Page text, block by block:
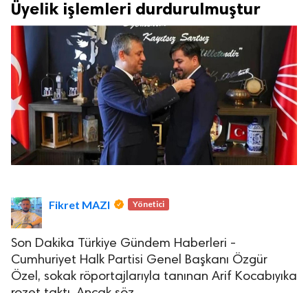
Üyelik işlemleri durdurulmuştur
Fikret MAZI Yönetici
Son Dakika Türkiye Gündem Haberleri -
Cumhuriyet Halk Partisi Genel Başkanı Özgür
Özel, sokak röportajlarıyla tanınan Arif Kocabıyıka